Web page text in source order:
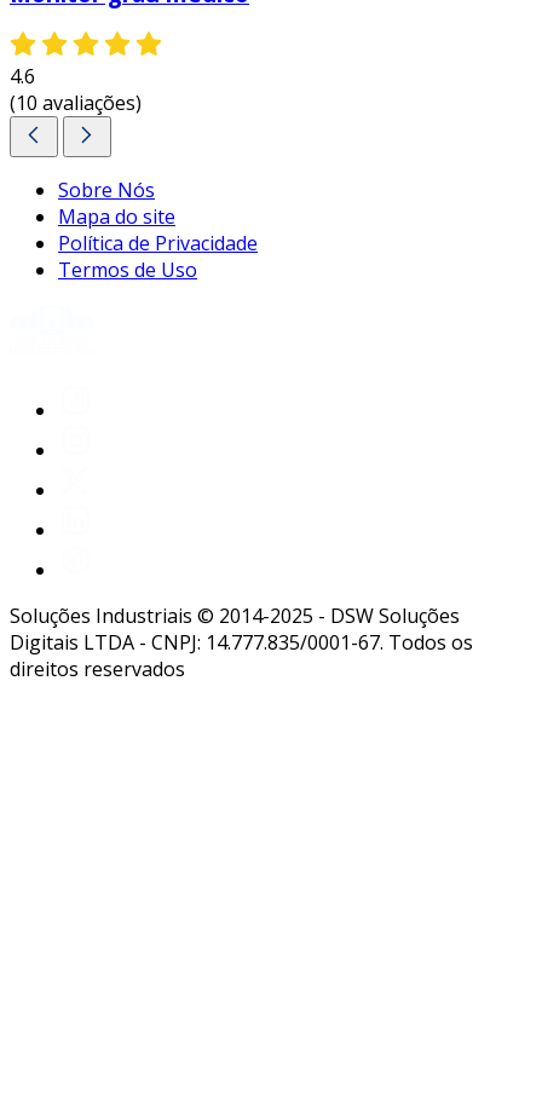
4.6
(10 avaliações)
Sobre Nós
Mapa do site
Política de Privacidade
Termos de Uso
Soluções Industriais © 2014-2025 - DSW Soluções
Digitais LTDA - CNPJ: 14.777.835/0001-67. Todos os
direitos reservados